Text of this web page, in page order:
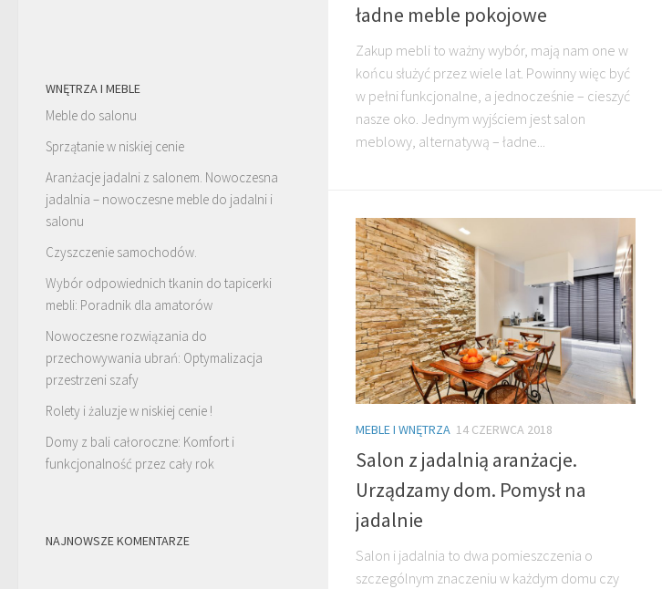
ładne meble pokojowe
Zakup mebli to ważny wybór, mają nam one w
końcu służyć przez wiele lat. Powinny więc być
w pełni funkcjonalne, a jednocześnie – cieszyć
nasze oko. Jednym wyjściem jest salon
meblowy, alternatywą – ładne...
MEBLE I WNĘTRZA 14 CZERWCA 2018
Salon z jadalnią aranżacje.
Urządzamy dom. Pomysł na
jadalnie
Salon i jadalnia to dwa pomieszczenia o
szczególnym znaczeniu w każdym domu czy
WNĘTRZA I MEBLE
Meble do salonu
Sprzątanie w niskiej cenie
Aranżacje jadalni z salonem. Nowoczesna
jadalnia – nowoczesne meble do jadalni i
salonu
Czyszczenie samochodów.
Wybór odpowiednich tkanin do tapicerki
mebli: Poradnik dla amatorów
Nowoczesne rozwiązania do
przechowywania ubrań: Optymalizacja
przestrzeni szafy
Rolety i żaluzje w niskiej cenie !
Domy z bali całoroczne: Komfort i
funkcjonalność przez cały rok
NAJNOWSZE KOMENTARZE